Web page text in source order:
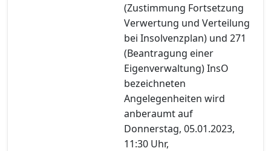
(Zustimmung Fortsetzung
Verwertung und Verteilung
bei Insolvenzplan) und 271
(Beantragung einer
Eigenverwaltung) InsO
bezeichneten
Angelegenheiten wird
anberaumt auf
Donnerstag, 05.01.2023,
11:30 Uhr,